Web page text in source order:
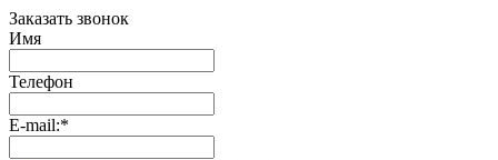
Заказать звонок
Имя
Телефон
E-mail:*